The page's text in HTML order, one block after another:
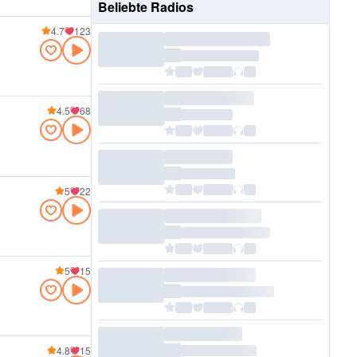
4.7 123
4.5 68
5 22
5 15
4.8 15
Beliebte Radios